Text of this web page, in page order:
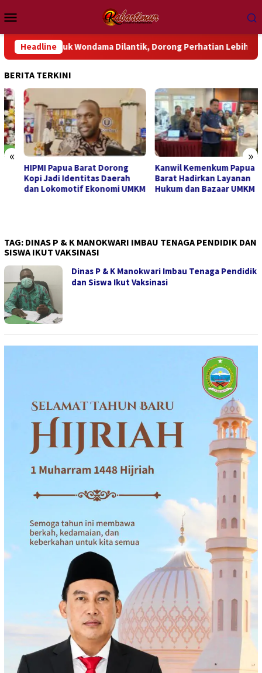
ke
kontenMobile
Headline
Teluk Wondama Dilantik, Dorong Perhatian Lebih Serius
BERITA TERKINI
« »
HIPMI Papua Barat Dorong
Kopi Jadi Identitas Daerah
dan Lokomotif Ekonomi UMKM
Kanwil Kemenkum Papua
Barat Hadirkan Layanan
Hukum dan Bazaar UMKM
TAG: DINAS P & K MANOKWARI IMBAU TENAGA PENDIDIK DAN
SISWA IKUT VAKSINASI
Dinas P & K Manokwari Imbau Tenaga Pendidik
dan Siswa Ikut Vaksinasi